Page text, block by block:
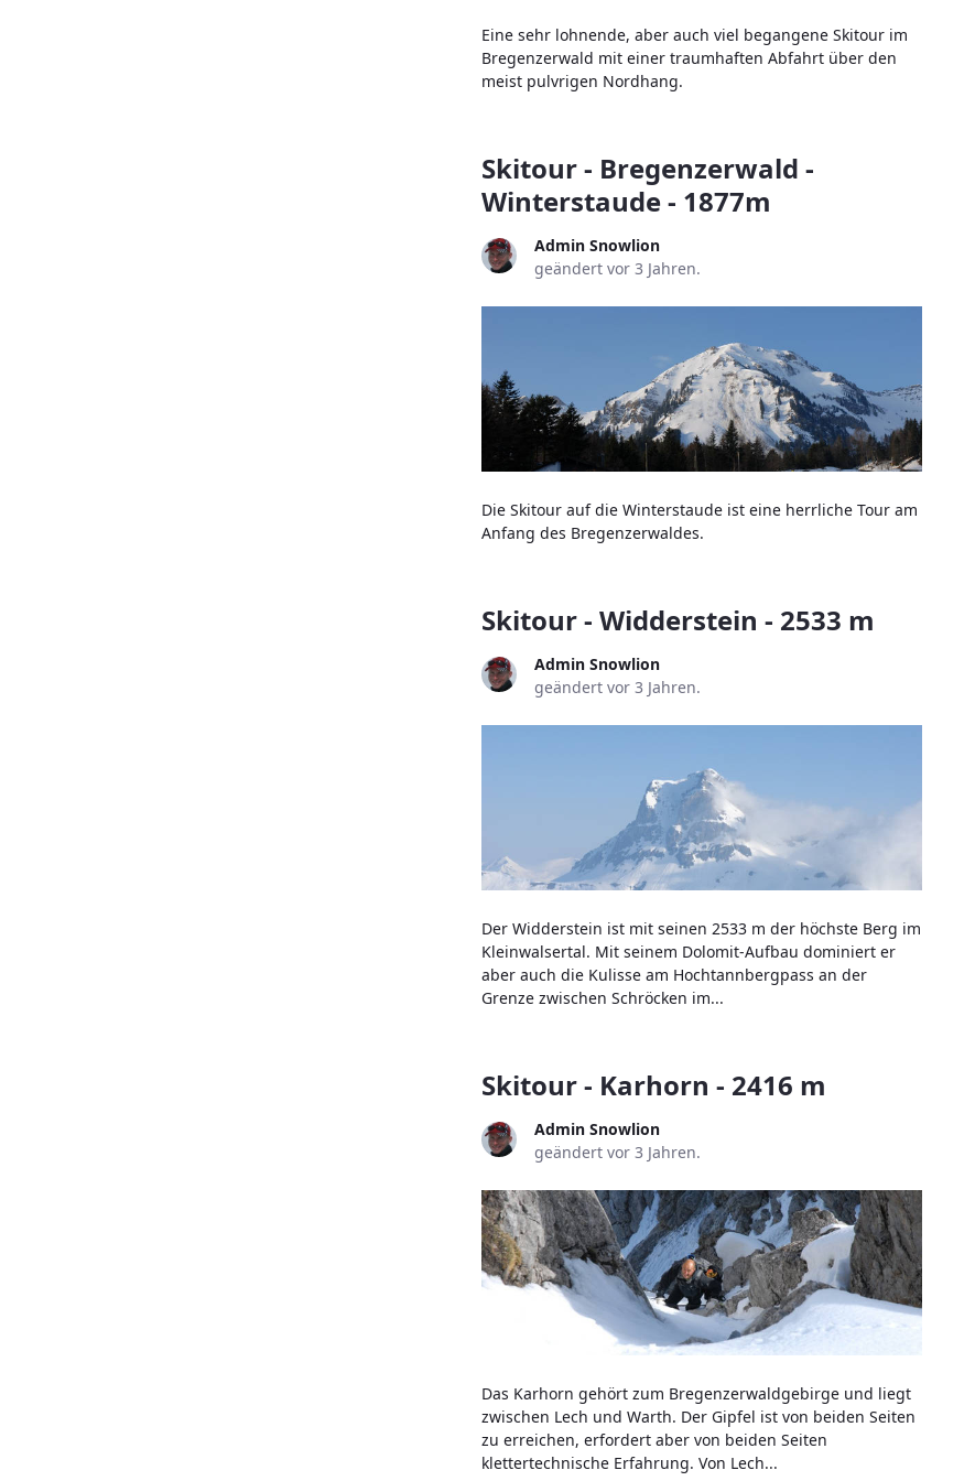
Eine sehr lohnende, aber auch viel begangene Skitour im
Bregenzerwald mit einer traumhaften Abfahrt über den
meist pulvrigen Nordhang.
Skitour - Bregenzerwald -
Winterstaude - 1877m
Admin Snowlion
geändert vor 3 Jahren.
Die Skitour auf die Winterstaude ist eine herrliche Tour am
Anfang des Bregenzerwaldes.
Skitour - Widderstein - 2533 m
Admin Snowlion
geändert vor 3 Jahren.
Der Widderstein ist mit seinen 2533 m der höchste Berg im
Kleinwalsertal. Mit seinem Dolomit-Aufbau dominiert er
aber auch die Kulisse am Hochtannbergpass an der
Grenze zwischen Schröcken im...
Skitour - Karhorn - 2416 m
Admin Snowlion
geändert vor 3 Jahren.
Das Karhorn gehört zum Bregenzerwaldgebirge und liegt
zwischen Lech und Warth. Der Gipfel ist von beiden Seiten
zu erreichen, erfordert aber von beiden Seiten
klettertechnische Erfahrung. Von Lech...